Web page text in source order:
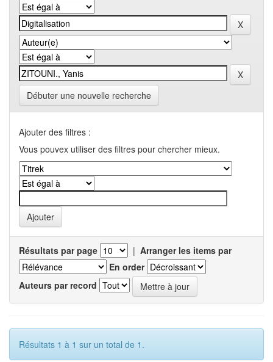
Débuter une nouvelle recherche
Ajouter des filtres :
Vous pouvex utiliser des filtres pour chercher mieux.
Résultats par page | Arranger les items par
En order
Auteurs par record
Résultats 1 à 1 sur un total de 1.